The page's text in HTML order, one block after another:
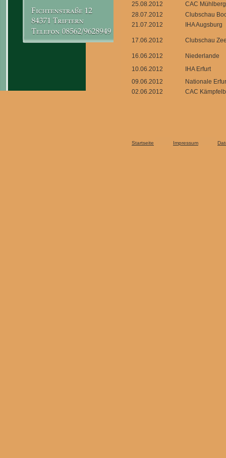
25.08.2012
CAC Mühlberg
28.07.2012
Clubschau
21.07.2012
IHA Augsburg
17.06.2012 Clubschau
16.06.2012
Niederlande
10.06.2012
IHA Erfurt
09.06.2012
Nationale
02.06.2012
CAC
Startseite Impressum